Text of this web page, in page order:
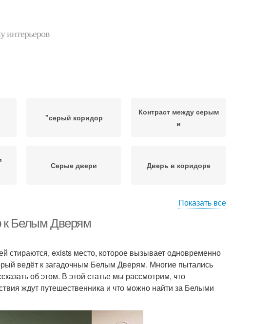
интерьеров
"серый коридор
Контраст между серым
и
Серые двери Дверь в коридоре
Показать все
к Белым Дверям
стираются, exists место, которое вызывает одновременно
ведёт к загадочным Белым Дверям. Многие пытались
об этом. В этой статье мы рассмотрим, что
ждут путешественника и что можно найти за Белыми